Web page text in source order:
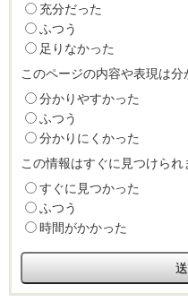
充分だった
ふつう
足りなかった
このページの内容や表現は
分かりやすかった
ふつう
分かりにくかった
この情報はすぐに見つけられ
すぐに見つかった
ふつう
時間がかかった